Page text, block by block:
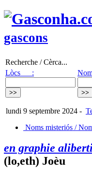
gascons
Recherche / Cèrca...
Lòcs :
lundi 9 septembre 2024 -
Noms misteriós /
en graphie
(lo,eth) Joèu